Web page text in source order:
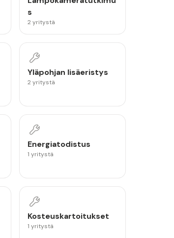
s
2 yritystä
Yläpohjan lisäeristys
2 yritystä
Energiatodistus
1 yritystä
Kosteuskartoitukset
1 yritystä